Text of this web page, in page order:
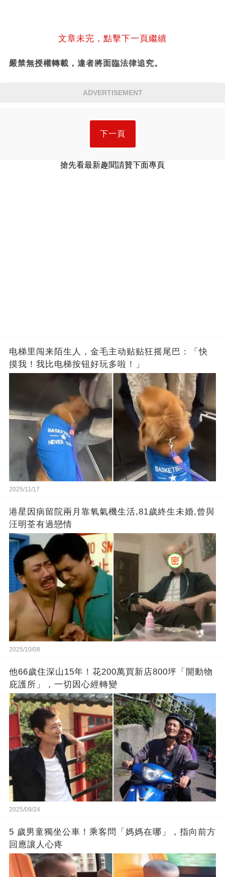
文章未完，點擊下一頁繼續
嚴禁無授權轉載，違者將面臨法律追究。
ADVERTISEMENT
下一頁
搶先看最新趣聞請贊下面專頁
电梯里闯来陌生人，金毛主动贴贴狂摇尾巴：「快
摸我！我比电梯按钮好玩多啦！」
2025/11/17
港星因病留院兩月靠氧氣機生活,81歲終生未婚,曾與
汪明荃有過戀情
2025/10/08
他66歲住深山15年！花200萬買新店800坪「開動物
庇護所」，一切因心經轉變
2025/09/24
5 歲男童獨坐公車！乘客問「媽媽在哪」，指向前方
回應讓人心疼